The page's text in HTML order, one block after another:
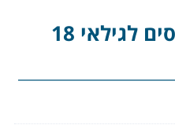
- קורסים לגילאי 18